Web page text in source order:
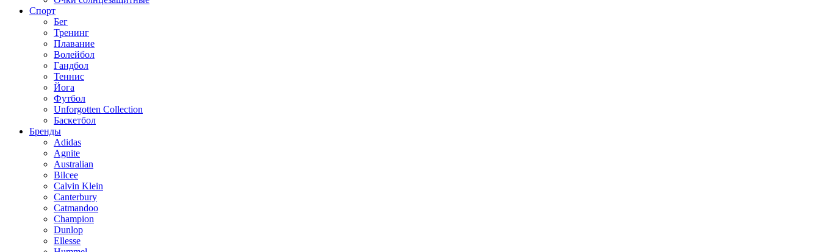
Спорт
Бег
Тренинг
Плавание
Волейбол
Гандбол
Теннис
Йога
Футбол
Unforgotten Collection
Баскетбол
Бренды
Adidas
Agnite
Australian
Bilcee
Calvin Klein
Canterbury
Catmandoo
Champion
Dunlop
Ellesse